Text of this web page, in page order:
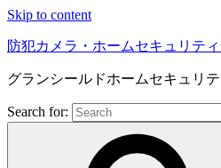
Skip to content
防犯カメラ・ホームセキュリティ
グランシールドホームセキュリ
Search for: